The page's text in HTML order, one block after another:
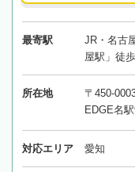
最寄駅
JR・名古
屋駅」徒
所在地
〒450-
EDGE名
対応エリア 愛知